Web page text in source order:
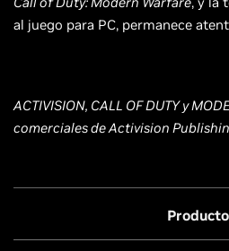
al juego para PC, permanece
ACTIVISION, CALL OF DUTY y
comerciales de Activision